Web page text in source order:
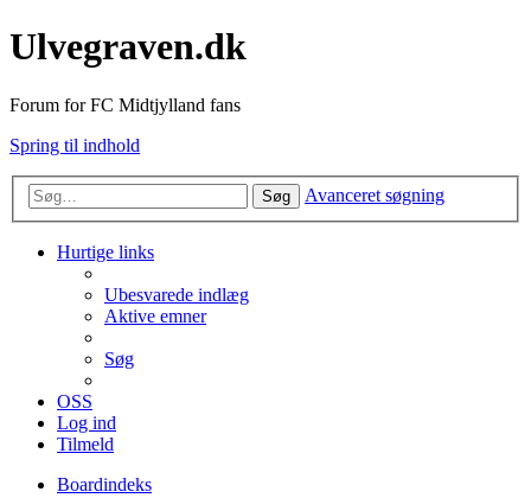
Ulvegraven.dk
Forum for FC Midtjylland fans
Spring til indhold
Søg Avanceret søgning
Hurtige links
Ubesvarede indlæg
Aktive emner
Søg
OSS
Log ind
Tilmeld
Boardindeks